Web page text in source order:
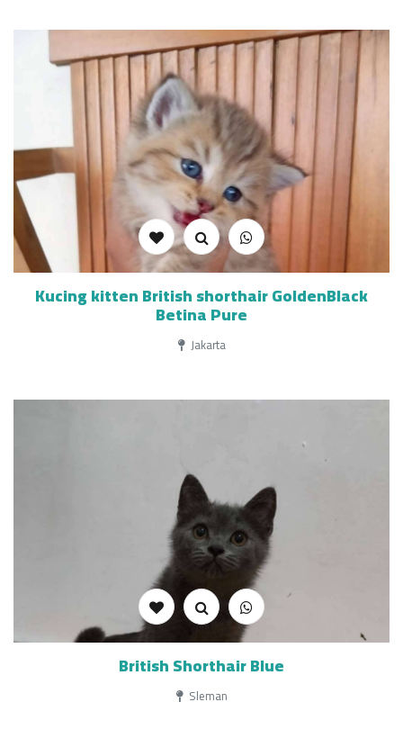
Kucing kitten British shorthair GoldenBlack
Betina Pure
Jakarta
British Shorthair Blue
Sleman